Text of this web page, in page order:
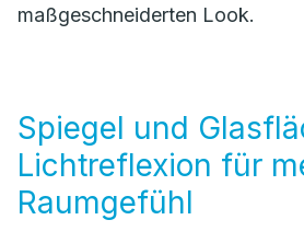
maßgeschneiderten Look.
Spiegel und
Lichtreflexion für
Raumgefühl